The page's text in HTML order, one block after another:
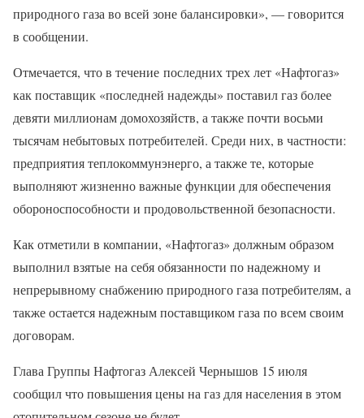
природного газа во всей зоне балансировки», — говорится
в сообщении.
Отмечается, что в течение последних трех лет «Нафтогаз»
как поставщик «последней надежды» поставил газ более
девяти миллионам домохозяйств, а также почти восьми
тысячам небытовых потребителей. Среди них, в частности:
предприятия теплокоммунэнерго, а также те, которые
выполняют жизненно важные функции для обеспечения
обороноспособности и продовольственной безопасности.
Как отметили в компании, «Нафтогаз» должным образом
выполнил взятые на себя обязанности по надежному и
непрерывному снабжению природного газа потребителям, а
также остается надежным поставщиком газа по всем своим
договорам.
Глава Группы Нафтогаз Алексей Чернышов 15 июля
сообщил что повышения цены на газ для населения в этом